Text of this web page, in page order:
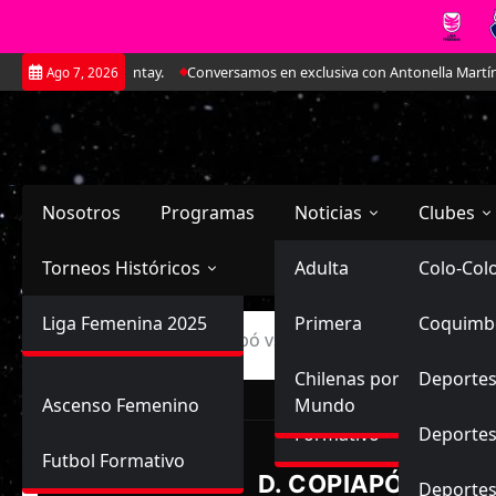
Saltar
al
contenido
Ago 7, 2026
José Sulantay. Conversamos en exclusiva con Antonella Martínez:
Nosotros Programas Noticias
Selección Chilena
Adulta
Sub-20
Sub-17
Futbol Nacional
Primera
Ascenso
Formativo
Futbol Internacional
Chilenas por el
Mundo
Clubes
Primera
Colo-
Ascenso
Torneos Históricos
Primera División
Femenina
Liga Femenina 2025
Ascenso Femenino
Futbol Formativo
Inicio Deportes Copiapó vs Cobreloa
LIGA FEMENINA,
D. COPIAPÓ